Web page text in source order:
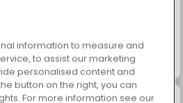
Trollface Quest: USA 2
information to measure and
to assist our marketing
personalised content and
button on the right, you can
For more information see our